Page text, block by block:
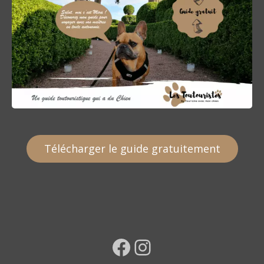
Télécharger le guide gratuitement
Facebook Instagram